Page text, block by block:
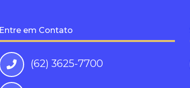
Entre em Contato
(62) 3625-7700